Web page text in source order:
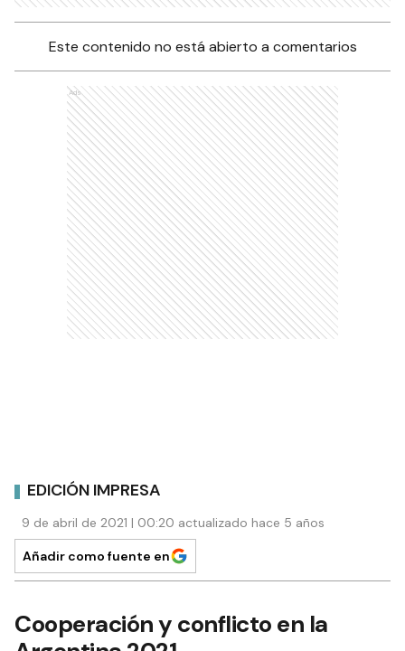
Este contenido no está abierto a comentarios
Ads
EDICIÓN IMPRESA
9 de abril de 2021 | 00:20 actualizado hace 5 años
Añadir como fuente en
Cooperación y conflicto en la